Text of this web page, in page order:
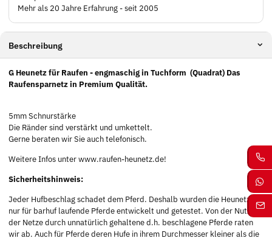
Mehr als 20 Jahre Erfahrung - seit 2005
Beschreibung
G Heunetz für Raufen - engmaschig in Tuchform (Quadrat) Das
Raufensparnetz in Premium Qualität.
5mm Schnurstärke
Die Ränder sind verstärkt und umkettelt.
Gerne beraten wir Sie auch telefonisch.
Weitere Infos unter www.raufen-heunetz.de!
Sicherheitshinweis:
Jeder Hufbeschlag schadet dem Pferd. Deshalb wurden die Heunetze
nur für barhuf laufende Pferde entwickelt und getestet. Von der Nutzung
der Netze durch unnatürlich gehaltene d.h. beschlagene Pferde raten
wir ab. Auch für Pferde deren Hufe in ihrem Durchmesser kleiner als die